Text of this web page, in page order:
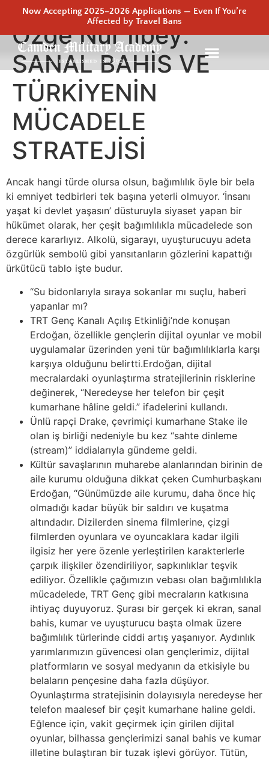
Now Accepting 2025–2026 Applications — Even If You’re
Affected by Travel Bans
Özge Nur İlbey:
SANAL BAHİS VE
TÜRKİYENİN
MÜCADELE
STRATEJİSİ
Ancak hangi türde olursa olsun, bağımlılık öyle bir bela
ki emniyet tedbirleri tek başına yeterli olmuyor. ‘İnsanı
yaşat ki devlet yaşasın’ düsturuyla siyaset yapan bir
hükümet olarak, her çeşit bağımlılıkla mücadelede son
derece kararlıyız. Alkolü, sigarayı, uyuşturucuyu adeta
özgürlük sembolü gibi yansıtanların gözlerini kapattığı
ürkütücü tablo işte budur.
“Su bidonlarıyla sıraya sokanlar mı suçlu, haberi
yapanlar mı?
TRT Genç Kanalı Açılış Etkinliği’nde konuşan
Erdoğan, özellikle gençlerin dijital oyunlar ve mobil
uygulamalar üzerinden yeni tür bağımlılıklarla karşı
karşıya olduğunu belirtti.Erdoğan, dijital
mecralardaki oyunlaştırma stratejilerinin risklerine
değinerek, “Neredeyse her telefon bir çeşit
kumarhane hâline geldi.” ifadelerini kullandı.
Ünlü rapçi Drake, çevrimiçi kumarhane Stake ile
olan iş birliği nedeniyle bu kez “sahte dinleme
(stream)” iddialarıyla gündeme geldi.
Kültür savaşlarının muharebe alanlarından birinin de
aile kurumu olduğuna dikkat çeken Cumhurbaşkanı
Erdoğan, “Günümüzde aile kurumu, daha önce hiç
olmadığı kadar büyük bir saldırı ve kuşatma
altındadır. Dizilerden sinema filmlerine, çizgi
filmlerden oyunlara ve oyuncaklara kadar ilgili
ilgisiz her yere özenle yerleştirilen karakterlerle
çarpık ilişkiler özendiriliyor, sapkınlıklar teşvik
ediliyor. Özellikle çağımızın vebası olan bağımlılıkla
mücadelede, TRT Genç gibi mecraların katkısına
ihtiyaç duyuyoruz. Şurası bir gerçek ki ekran, sanal
bahis, kumar ve uyuşturucu başta olmak üzere
bağımlılık türlerinde ciddi artış yaşanıyor. Aydınlık
yarımlarımızın güvencesi olan gençlerimiz, dijital
platformların ve sosyal medyanın da etkisiyle bu
belaların pençesine daha fazla düşüyor.
Oyunlaştırma stratejisinin dolayısıyla neredeyse her
telefon maalesef bir çeşit kumarhane haline geldi.
Eğlence için, vakit geçirmek için girilen dijital
oyunlar, bilhassa gençlerimizi sanal bahis ve kumar
illetine bulaştıran bir tuzak işlevi görüyor. Tütün,